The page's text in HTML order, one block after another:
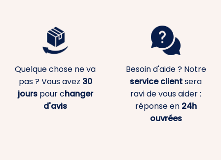
Quelque chose ne va
pas ? Vous avez 30
jourspour changer
d'avis
Besoin d'aide ? Notre
service clientsera
ravi de vous aider :
réponse en 24h
ouvrées